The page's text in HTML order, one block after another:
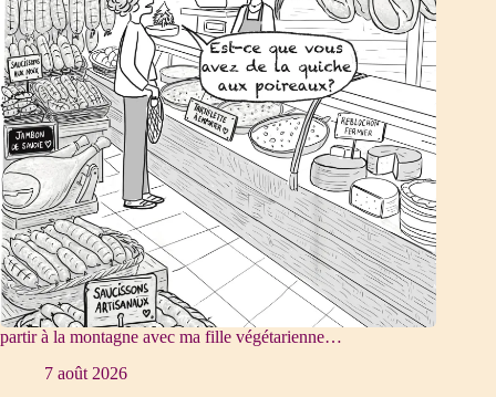
partir à la montagne avec ma fille végétarienne…
7 août 2026